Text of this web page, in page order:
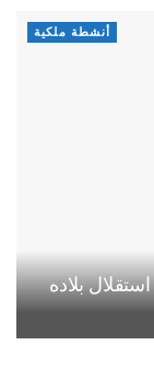
أنشطة ملكية
بلاده